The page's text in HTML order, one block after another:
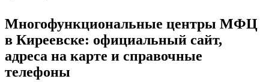
Многофункциональные центры МФЦ
в Киреевске: официальный сайт,
адреса на карте и справочные
телефоны